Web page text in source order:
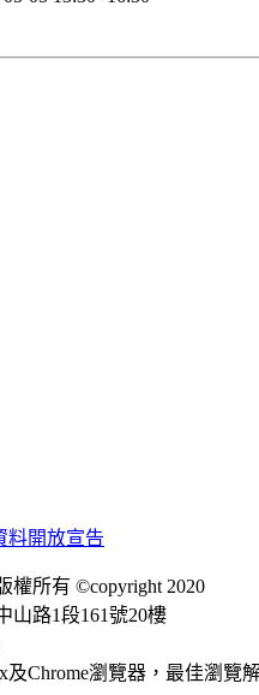
料開放宣告
權所有 ©copyright 2020
山路1段161號20樓
Chrome瀏覽器，最佳瀏覽